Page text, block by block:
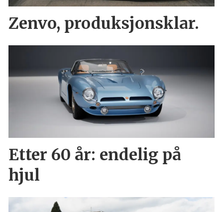
Zenvo, produksjonsklar.
Etter 60 år: endelig på
hjul